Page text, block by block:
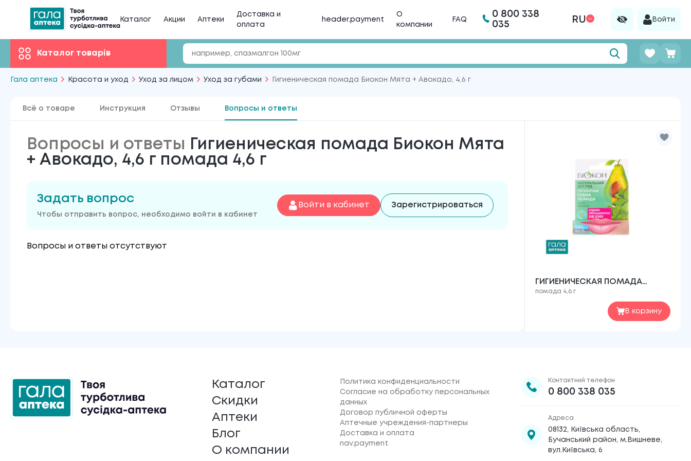
Каталог Акции Аптеки
Доставка и
оплата
header.payment
О
компании
FAQ
0 800 338
035
RU Войти
Каталог товарів
Гала аптека Красота и уход Уход за лицом Уход за губами Гигиеническая помада Биокон Мята + Авокадо, 4,6 г
Всё о товаре Инструкция Отзывы Вопросы и ответы
Вопросы и ответы
Гигиеническая помада Биокон Мята
+ Авокадо, 4,6 г помада 4,6 г
Задать вопрос
Чтобы отправить вопрос, необходимо войти в кабинет
Войти в кабинет Зарегистрироваться
Вопросы и ответы отсутствуют
ГИГИЕНИЧЕСКАЯ ПОМАДА
БИОКОН МЯТА + АВОКАДО, 4,6 Г
помада 4,6 г
В корзину
Каталог
Скидки
Аптеки
Блог
О компании
Политика конфиденциальности
Согласие на обработку персональных
данных
Договор публичной оферты
Аптечные учреждения-партнеры
Доставка и оплата
nav.payment
Контактний телефон
0 800 338 035
Адреса
08132, Київська область,
Бучанський район, м.Вишневе,
вул.Київська, 6